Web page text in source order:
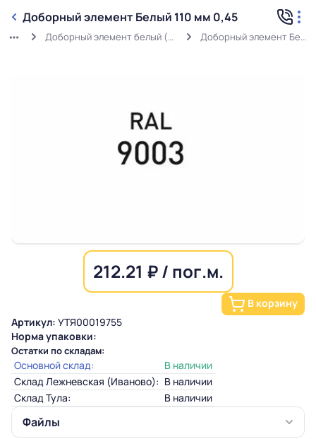
Доборный элемент Белый 110 мм 0,45
Доборный элемент белый (0,45 мм) RAL 9003 Доборный элемент Белый 110 мм 0,45
212.21 ₽ / пог.м.
В корзину
Артикул: УТЯ00019755
Норма упаковки:
Остатки по складам:
Основной склад:
В наличии
Склад Лежневская (Иваново): В наличии
Склад Тула:
В наличии
Файлы